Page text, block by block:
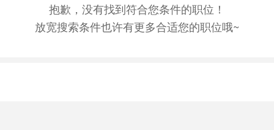
抱歉，没有找到符合您条件的职位！
放宽搜索条件也许有更多合适您的职位哦~